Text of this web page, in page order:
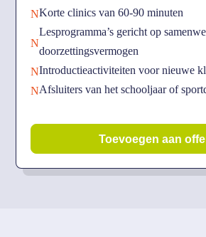
NKorte clinics van 60-90 minuten
N
Lesprogramma’s gericht op
doorzettingsvermogen
NIntroductieactiviteiten voor nieuwe
NAfsluiters van het schooljaar of
Toevoegen aan